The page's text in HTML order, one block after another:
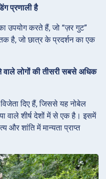
प्रणाली है
उपयोग करते हैं, जो “ज़र गुट”
है, जो छात्र के प्रदर्शन का एक
वाले लोगों की तीसरी सबसे अधिक
दिए हैं, जिससे यह नोबेल
वाले शीर्ष देशों में से एक है। इसमें
और शांति में मान्यता प्राप्त